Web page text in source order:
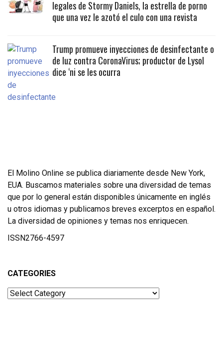
legales de Stormy Daniels, la estrella de porno
que una vez le azotó el culo con una revista
Trump promueve inyecciones de desinfectante o
de luz contra CoronaVirus; productor de Lysol
dice ‘ni se les ocurra
El Molino Online se publica diariamente desde New York,
EUA. Buscamos materiales sobre una diversidad de temas
que por lo general están disponibles únicamente en inglés
u otros idiomas y publicamos breves excerptos en español.
La diversidad de opiniones y temas nos enriquecen.
ISSN2766-4597
CATEGORIES
Categories